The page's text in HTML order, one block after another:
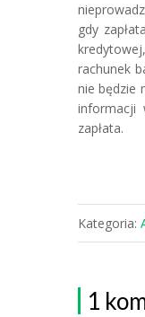
gdy
rachunek
nie będzie
informacji
zapłata.
Kategoria:
1